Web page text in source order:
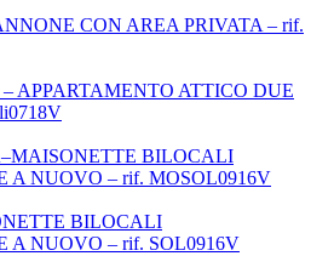
CON AREA PRIVATA – rif.
APPARTAMENTO ATTICO DUE
BILOCALI
A NUOVO – rif. MOSOL0916V
BILOCALI
A NUOVO – rif. SOL0916V